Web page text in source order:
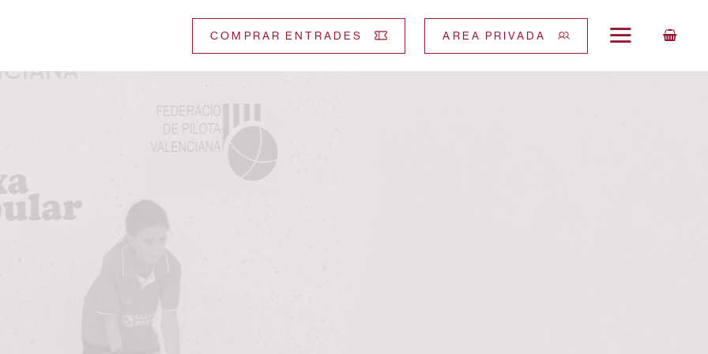
COMPRAR ENTRADES AREA PRIVADA